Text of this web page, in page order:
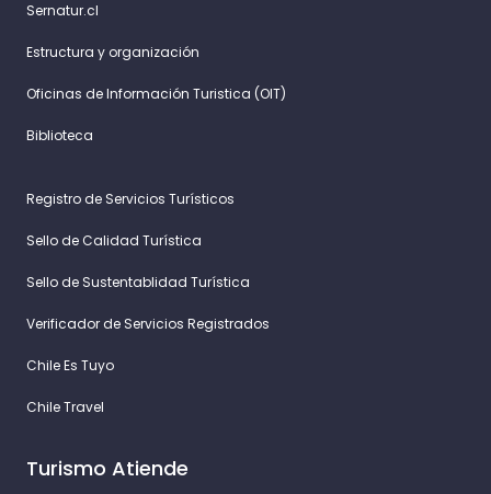
Sernatur.cl
Estructura y organización
Oficinas de Información Turistica (OIT)
Biblioteca
Registro de Servicios Turísticos
Sello de Calidad Turística
Sello de Sustentablidad Turística
Verificador de Servicios Registrados
Chile Es Tuyo
Chile Travel
Turismo Atiende